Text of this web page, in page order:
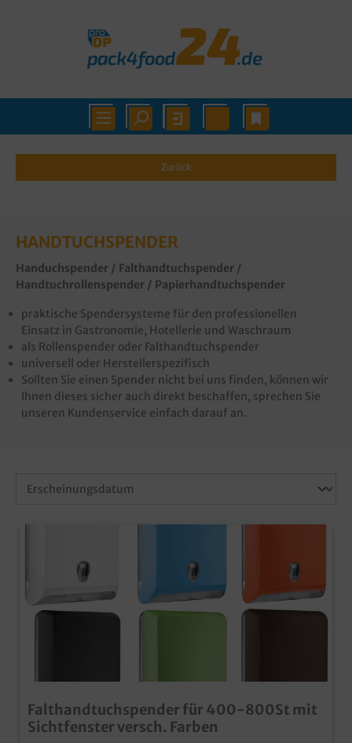
Zurück
HANDTUCHSPENDER
Handuchspender / Falthandtuchspender /
Handtuchrollenspender / Papierhandtuchspender
praktische Spendersysteme für den professionellen
Einsatz in Gastronomie, Hotellerie und Waschraum
als Rollenspender oder Falthandtuchspender
universell oder Herstellerspezifisch
Sollten Sie einen Spender nicht bei uns finden, können wir
Ihnen dieses sicher auch direkt beschaffen, sprechen Sie
unseren Kundenservice einfach darauf an.
Falthandtuchspender für 400-800St mit
Sichtfenster versch. Farben